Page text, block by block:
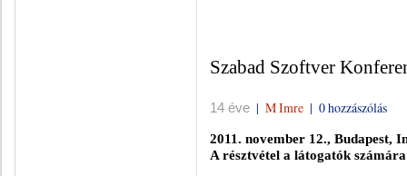
Szabad Szoftver
14 éve | M Imre | 0 hozzászólás
2011. november 12., Budapest,
A résztvétel a látogatók